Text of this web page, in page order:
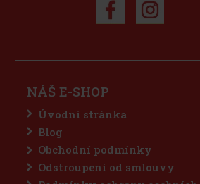
NÁŠ E-SHOP
Úvodní stránka
Blog
Obchodní podmínky
Odstroupení od smlouvy